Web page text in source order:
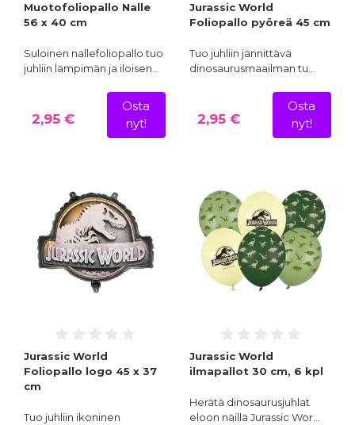
Muotofoliopallo Nalle
56 x 40 cm
Suloinen nallefoliopallo tuo
juhliin lämpimän ja iloisen…
2,95 €
Osta
nyt!
Jurassic World
Foliopallo pyöreä 45 cm
Tuo juhliin jännittävä
dinosaurusmaailman tu…
2,95 €
Osta
nyt!
Jurassic World
Foliopallo logo 45 x 37
cm
Tuo juhliin ikoninen
Jurassic World
ilmapallot 30 cm, 6 kpl
Herätä dinosaurusjuhlat
eloon näillä Jurassic Wor…